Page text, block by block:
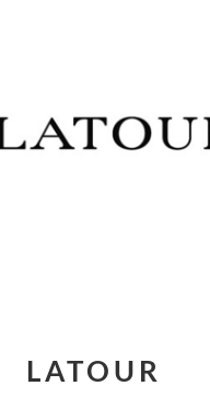
LATOUR